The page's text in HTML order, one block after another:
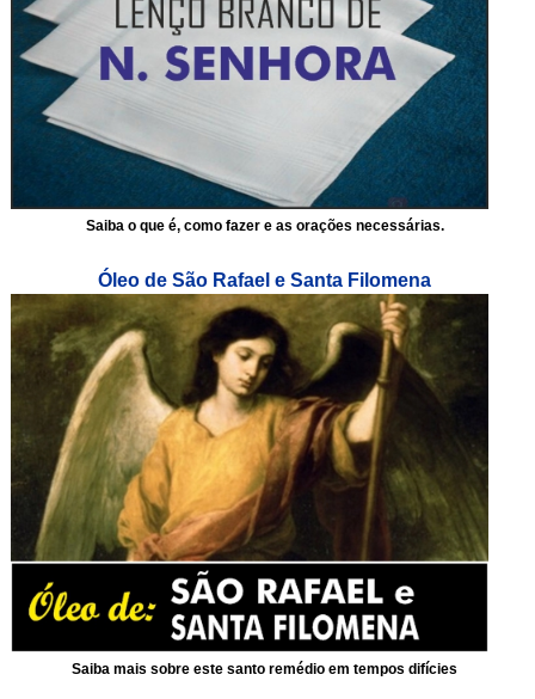
Saiba o que é, como fazer e as orações necessárias.
Óleo de São Rafael e Santa Filomena
Saiba mais sobre este santo remédio em tempos difícies